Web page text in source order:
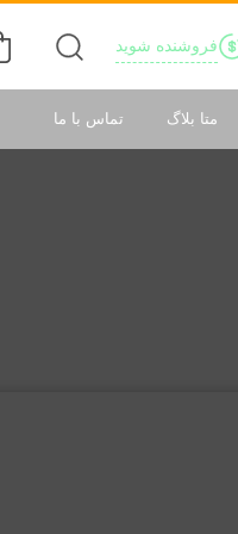
فروشنده شوید
متا بلاگ تماس با ما